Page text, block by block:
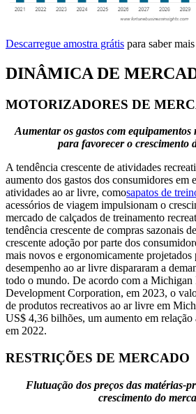
Descarregue amostra grátis para saber
DINÂMICA DE
MOTORIZADORES DE
Aumentar os gastos com
para favorecer o crescimento
A tendência crescente de atividades
aumento dos gastos dos consumidores em
atividades ao ar livre, comosapatos de
acessórios de viagem impulsionam o
mercado de calçados de treinamento
tendência crescente de compras sazonais
crescente adoção por parte dos
mais novos e ergonomicamente projetados
desempenho ao ar livre dispararam a
todo o mundo. De acordo com a Michigan
Development Corporation, em 2023, o
de produtos recreativos ao ar livre em
US$ 4,36 bilhões, um aumento em
em 2022.
RESTRIÇÕES DE MERCADO
Flutuação dos preços das matérias-
crescimento do